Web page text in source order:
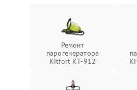
Ремонт
парогенератора
Kitfort КТ-912